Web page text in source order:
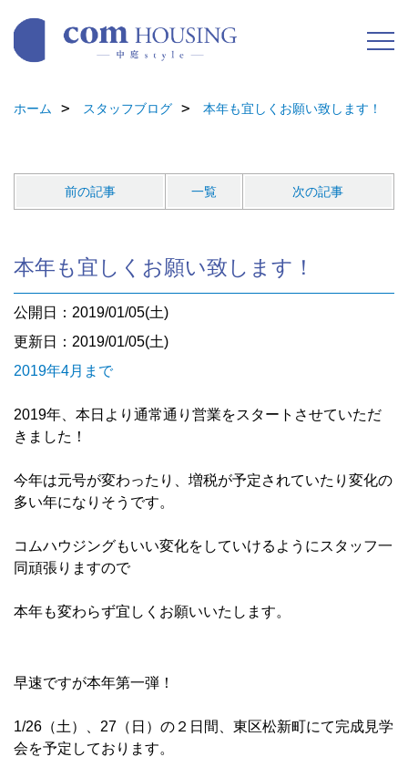
ホーム スタッフブログ 本年も宜しくお願い致します！
前の記事 一覧 次の記事
本年も宜しくお願い致します！
公開日：2019/01/05(土)
更新日：2019/01/05(土)
2019年4月まで
2019年、本日より通常通り営業をスタートさせていただ
きました！
今年は元号が変わったり、増税が予定されていたり変化の
多い年になりそうです。
コムハウジングもいい変化をしていけるようにスタッフ一
同頑張りますので
本年も変わらず宜しくお願いいたします。
早速ですが本年第一弾！
1/26（土）、27（日）の２日間、東区松新町にて完成見学
会を予定しております。